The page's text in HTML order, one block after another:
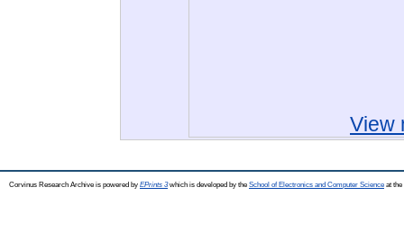
View
Corvinus Research Archive is powered by EPrints 3which is developed by the School of Electronics and Computer Science at